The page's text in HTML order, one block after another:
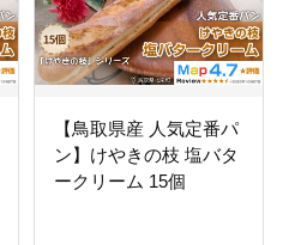
【鳥取県産 人気定番パ
ン】けやきの枝 塩バタ
ークリーム 15個